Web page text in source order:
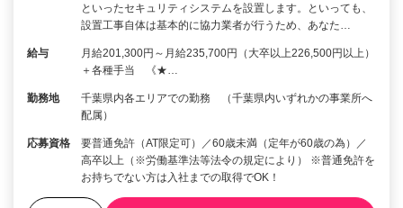
といったセキュリティシステムを設置します。といっても、
設置工事自体は基本的に協力業者が行うため、あなた…
給与
月給201,300円～月給235,700円（大卒以上226,500円以上）
＋各種手当 《★…
勤務地
千葉県内各エリアでの勤務 （千葉県内いずれかの事業所へ
配属）
応募資格
要普通免許（AT限定可）／60歳未満（定年が60歳の為）／
高卒以上（※労働基準法等法令の規定により） ※普通免許を
お持ちでない方は入社までの取得でOK！